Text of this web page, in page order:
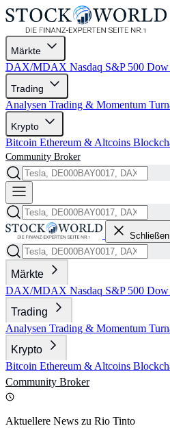
Märkte
DAX/MDAX Nasdaq S&P 500 Dow
Trading
Analysen Trading & Momentum
Krypto
Bitcoin Ethereum & Altcoins
Community Broker
Schließen
Märkte
DAX/MDAX Nasdaq S&P 500 Dow
Trading
Analysen Trading & Momentum
Krypto
Bitcoin Ethereum & Altcoins
Community Broker
Aktuellere News zu Rio Tinto